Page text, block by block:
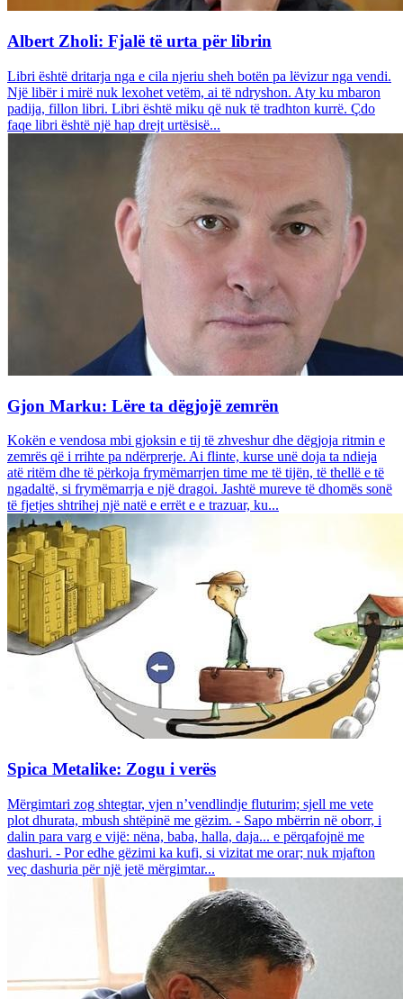
Albert Zholi: Fjalë të urta për librin
Libri është dritarja nga e cila njeriu sheh botën pa lëvizur nga vendi.
Një libër i mirë nuk lexohet vetëm, ai të ndryshon. Aty ku mbaron
padija, fillon libri. Libri është miku që nuk të tradhton kurrë. Çdo
faqe libri është një hap drejt urtësisë...
Gjon Marku: Lëre ta dëgjojë zemrën
Kokën e vendosa mbi gjoksin e tij të zhveshur dhe dëgjoja ritmin e
zemrës që i rrihte pa ndërprerje. Ai flinte, kurse unë doja ta ndieja
atë ritëm dhe të përkoja frymëmarrjen time me të tijën, të thellë e të
ngadaltë, si frymëmarrja e një dragoi. Jashtë mureve të dhomës sonë
të fjetjes shtrihej një natë e errët e e trazuar, ku...
Spica Metalike: Zogu i verës
Mërgimtari zog shtegtar, vjen n’vendlindje fluturim; sjell me vete
plot dhurata, mbush shtëpinë me gëzim. - Sapo mbërrin në oborr, i
dalin para varg e vijë: nëna, baba, halla, daja... e përqafojnë me
dashuri. - Por edhe gëzimi ka kufi, si vizitat me orar; nuk mjafton
veç dashuria për një jetë mërgimtar...